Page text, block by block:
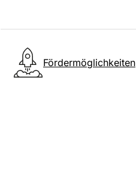
Fördermöglichkeiten